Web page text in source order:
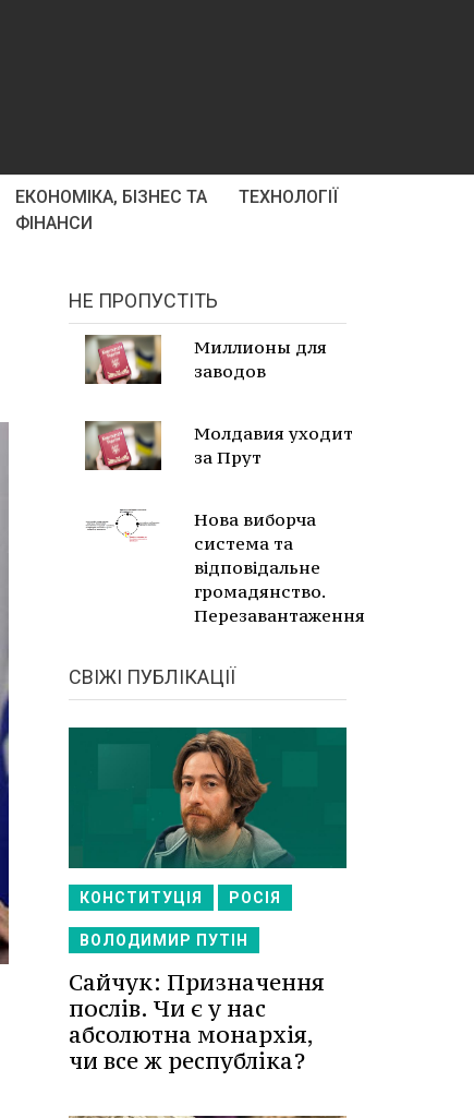
ЕКОНОМІКА, БІЗНЕС ТА
ФІНАНСИ
ТЕХНОЛОГІЇ
НЕ ПРОПУСТІТЬ
Миллионы для
заводов
Молдавия уходит
за Прут
Нова виборча
система та
відповідальне
громадянство.
Перезавантаження
СВІЖІ ПУБЛІКАЦІЇ
КОНСТИТУЦІЯ РОСІЯ
ВОЛОДИМИР ПУТІН
Сайчук: Призначення
послів. Чи є у нас
абсолютна монархія,
чи все ж республіка?